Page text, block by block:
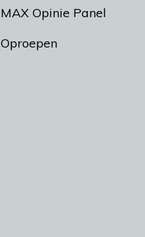
MAX Opinie Panel
Oproepen